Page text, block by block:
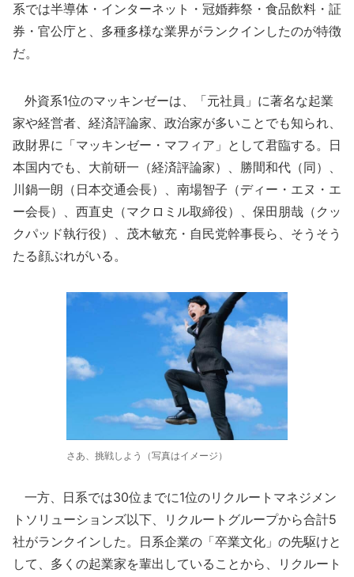
系では半導体・インターネット・冠婚葬祭・食品飲料・証
券・官公庁と、多種多様な業界がランクインしたのが特徴
だ。
外資系1位のマッキンゼーは、「元社員」に著名な起業
家や経営者、経済評論家、政治家が多いことでも知られ、
政財界に「マッキンゼー・マフィア」として君臨する。日
本国内でも、大前研一（経済評論家）、勝間和代（同）、
川鍋一朗（日本交通会長）、南場智子（ディー・エヌ・エ
ー会長）、西直史（マクロミル取締役）、保田朋哉（クッ
クパッド執行役）、茂木敏充・自民党幹事長ら、そうそう
たる顔ぶれがいる。
さあ、挑戦しよう（写真はイメージ）
一方、日系では30位までに1位のリクルートマネジメン
トソリューションズ以下、リクルートグループから合計5
社がランクインした。日系企業の「卒業文化」の先駆けと
して、多くの起業家を輩出していることから、リクルート